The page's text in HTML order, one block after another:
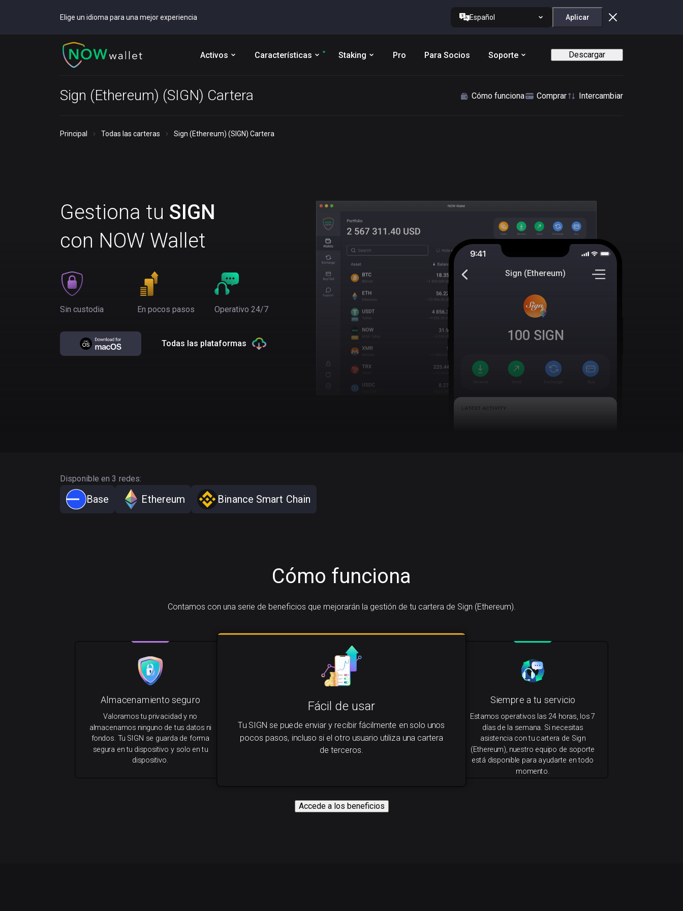
Elige un idioma para una mejor experiencia Español Aplicar
Activos Características Staking Pro Para Socios Soporte Descargar
Sign (Ethereum) (SIGN) Cartera Cómo funciona Comprar Intercambiar
Principal Todas las carteras Sign (Ethereum) (SIGN) Cartera
Gestiona tu SIGN
con NOW Wallet
Sin custodia En pocos pasos Operativo 24/7
Todas las plataformas
Sign (Ethereum)
100 SIGN
Disponible en 3 redes:
Base Ethereum Binance Smart Chain
Cómo funciona
Contamos con una serie de beneficios que mejorarán la gestión de tu cartera de Sign (Ethereum).
Fácil de usar
Tu SIGN se puede enviar y recibir fácilmente en solo unos
pocos pasos, incluso si el otro usuario utiliza una cartera
de terceros.
Siempre a tu servicio
Estamos operativos las 24 horas, los 7
días de la semana. Si necesitas
asistencia con tu cartera de Sign
(Ethereum), nuestro equipo de soporte
está disponible para ayudarte en todo
momento.
Almacenamiento seguro
Valoramos tu privacidad y no
almacenamos ninguno de tus datos ni
fondos. Tu SIGN se guarda de forma
segura en tu dispositivo y solo en tu
dispositivo.
Accede a los beneficios